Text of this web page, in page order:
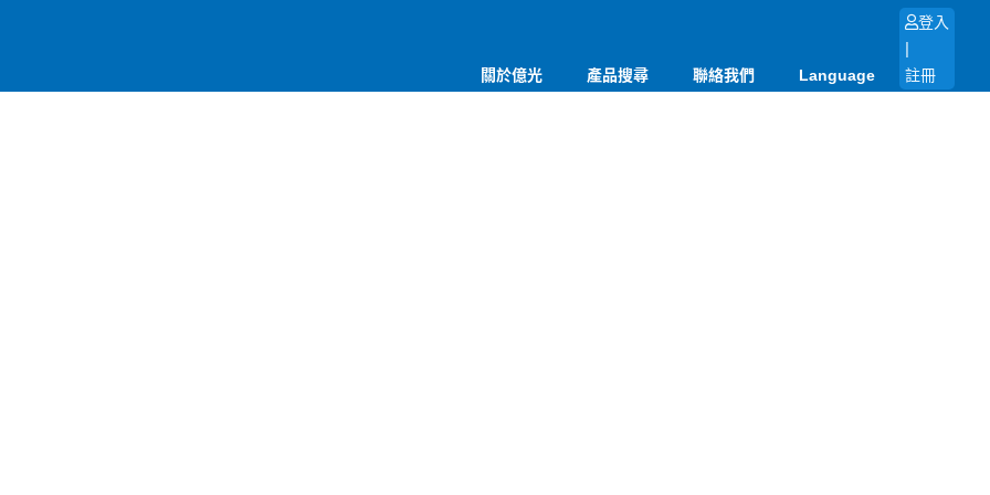
關於億光 產品搜尋 聯絡我們 Language
登入
|
註冊